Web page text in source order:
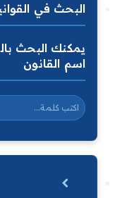
البحث في
يمكنك البحث
اسم القانون